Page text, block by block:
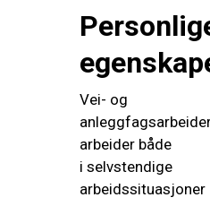
Vei- og
arbeider både
i selvstendige
arbeidssituasjoner